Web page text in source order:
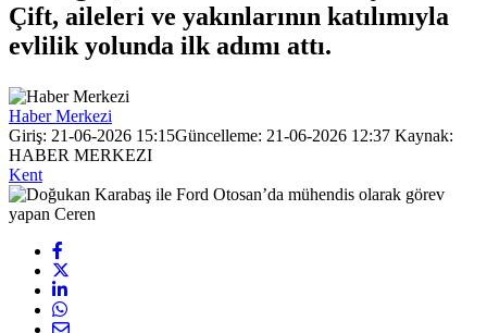
Çift, aileleri ve yakınlarının katılımıyla
evlilik yolunda ilk adımı attı.
Haber Merkezi
Giriş: 21-06-2026 15:15Güncelleme: 21-06-2026 12:37 Kaynak:
HABER MERKEZI
Kent